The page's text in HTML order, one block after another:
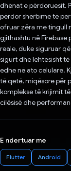
dhënat e përdoruesit.
përdor shërbime të
ofruar zëra me tingull
gjithashtu në Firebase
reale, duke siguruar
sigurt dhe lehtësisht
edhe në ato celulare.
të qetë, miqësore për
komplekse të krijimit
cilësisë dhe
E ndertuar me
Flutter Android